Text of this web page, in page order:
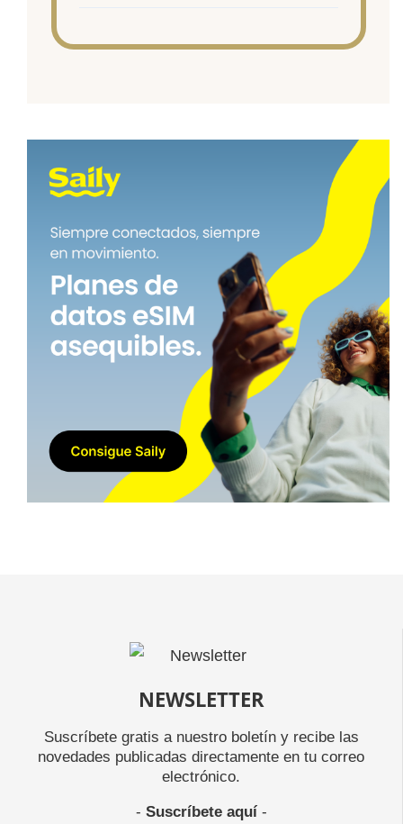
NEWSLETTER
Suscríbete gratis a nuestro boletín y recibe las
novedades publicadas directamente en tu correo
electrónico.
- Suscríbete aquí-